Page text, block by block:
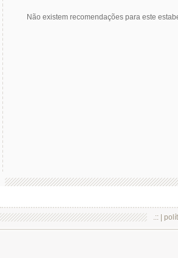
Não existem recomendações para este
.:: |